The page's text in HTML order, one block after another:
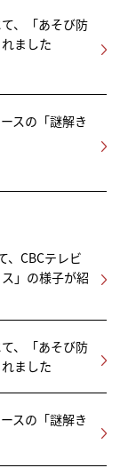
、「あそび防
ました
スの「謎解き
、CBCテレビ
」の様子が紹
、「あそび防
ました
スの「謎解き